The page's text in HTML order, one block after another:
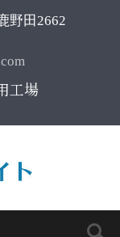
野田2662
工場